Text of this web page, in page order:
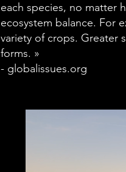
each species, no matter
ecosystem balance. For
variety of crops. Greater
forms. »
- globalissues.org